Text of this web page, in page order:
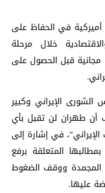
في الحفاظ على
خلال مرحلة
مجانية قبل الحصول على
الإيراني وكبير
أن طهران لن تقبل بأي
في إشارة إلى
المتعلقة برفع
المجمدة ووقف الضغوط
عليها.